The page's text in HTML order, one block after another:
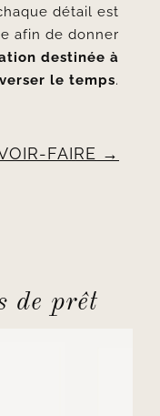
détail est
afin de donner
destinée à
le temps.
FAIRE
de prêt